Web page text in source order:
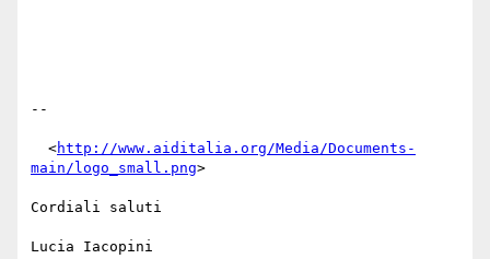
--
  <
http://www.aiditalia.org/Media/Documents-
main/logo_small.png>
Cordiali saluti
Lucia Iacopini